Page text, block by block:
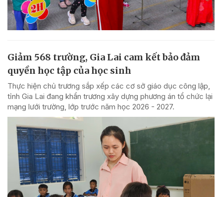
Giảm 568 trường, Gia Lai cam kết bảo đảm
quyền học tập của học sinh
Thực hiện chủ trương sắp xếp các cơ sở giáo dục công lập,
tỉnh Gia Lai đang khẩn trương xây dựng phương án tổ chức lại
mạng lưới trường, lớp trước năm học 2026 - 2027.